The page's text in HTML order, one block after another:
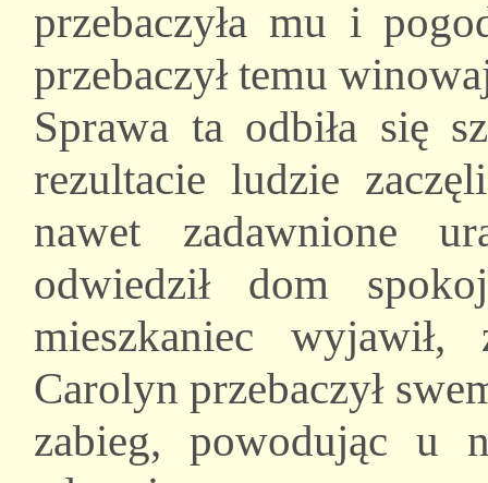
przebaczyła mu i
przebaczył temu
Sprawa ta odbiła się
rezultacie ludzie
nawet zadawnione
odwiedził dom
mieszkaniec
Carolyn przebaczył
zabieg, powodując u